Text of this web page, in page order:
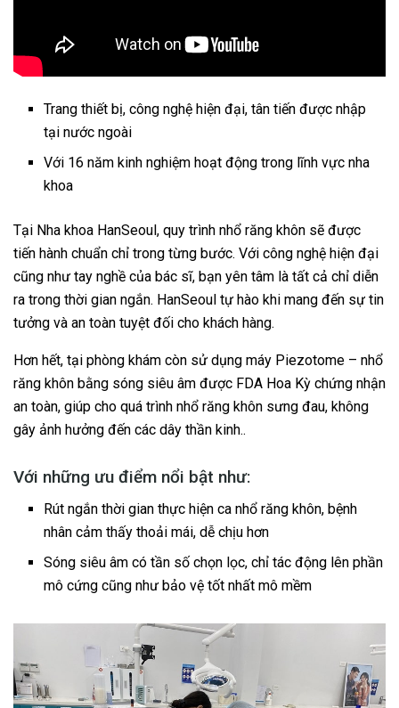
Trang thiết bị, công nghệ hiện đại, tân tiến được nhập
tại nước ngoài
Với 16 năm kinh nghiệm hoạt động trong lĩnh vực nha
khoa
Tại Nha khoa HanSeoul, quy trình nhổ răng khôn sẽ được
tiến hành chuẩn chỉ trong từng bước. Với công nghệ hiện đại
cũng như tay nghề của bác sĩ, bạn yên tâm là tất cả chỉ diễn
ra trong thời gian ngắn. HanSeoul tự hào khi mang đến sự tin
tưởng và an toàn tuyệt đối cho khách hàng.
Hơn hết, tại phòng khám còn sử dụng máy Piezotome – nhổ
răng khôn bằng sóng siêu âm được FDA Hoa Kỳ chứng nhận
an toàn, giúp cho quá trình nhổ răng khôn sưng đau, không
gây ảnh hưởng đến các dây thần kinh..
Với những ưu điểm nổi bật như:
Rút ngắn thời gian thực hiện ca nhổ răng khôn, bệnh
nhân cảm thấy thoải mái, dễ chịu hơn
Sóng siêu âm có tần số chọn lọc, chỉ tác động lên phần
mô cứng cũng như bảo vệ tốt nhất mô mềm